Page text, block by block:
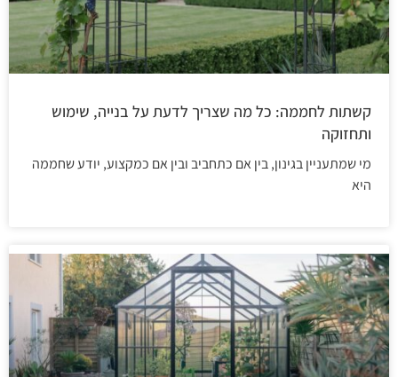
קשתות לחממה: כל מה שצריך לדעת על בנייה, שימוש
ותחזוקה
מי שמתעניין בגינון, בין אם כתחביב ובין אם כמקצוע, יודע שחממה
היא